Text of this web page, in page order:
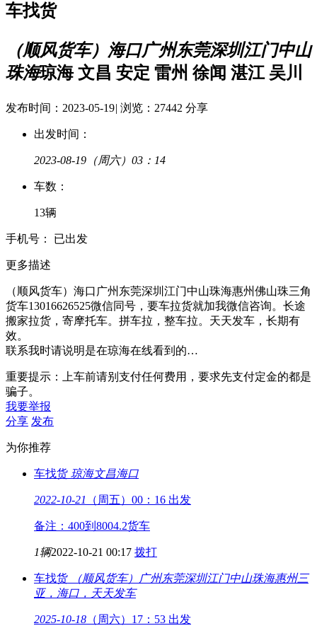
车找货
（顺风货车）海口广州东莞深圳江门中山
珠海琼海 文昌 安定 雷州 徐闻 湛江 吴川
发布时间：2023-05-19| 浏览：27442 分享
出发时间：
2023-08-19 （周六）03：14
车数：
13辆
手机号： 已出发
更多描述
（顺风货车）海口广州东莞深圳江门中山珠海惠州佛山珠三角
货车13016626525微信同号，要车拉货就加我微信咨询。长途
搬家拉货，寄摩托车。拼车拉，整车拉。天天发车，长期有
效。
联系我时请说明是在琼海在线看到的…
重要提示：上车前请别支付任何费用，要求先支付定金的都是
骗子。
我要举报
分享 发布
为你推荐
车找货 琼海文昌海口
2022-10-21 （周五）00：16 出发
备注：400到8004.2货车
1辆2022-10-21 00:17 拨打
车找货 （顺风货车）广州东莞深圳江门中山珠海惠州三
亚，海口，天天发车
2025-10-18 （周六）17：53 出发